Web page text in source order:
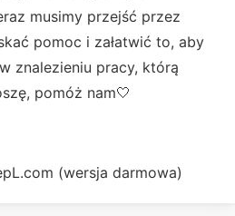
musimy przejść przez
pomoc i załatwić to, aby
znalezieniu pracy, którą
pomóż nam🤍
(wersja darmowa)